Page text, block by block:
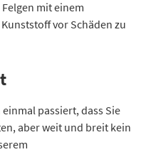
mit einem
vor Schäden zu
passiert, dass Sie
aber weit und breit kein